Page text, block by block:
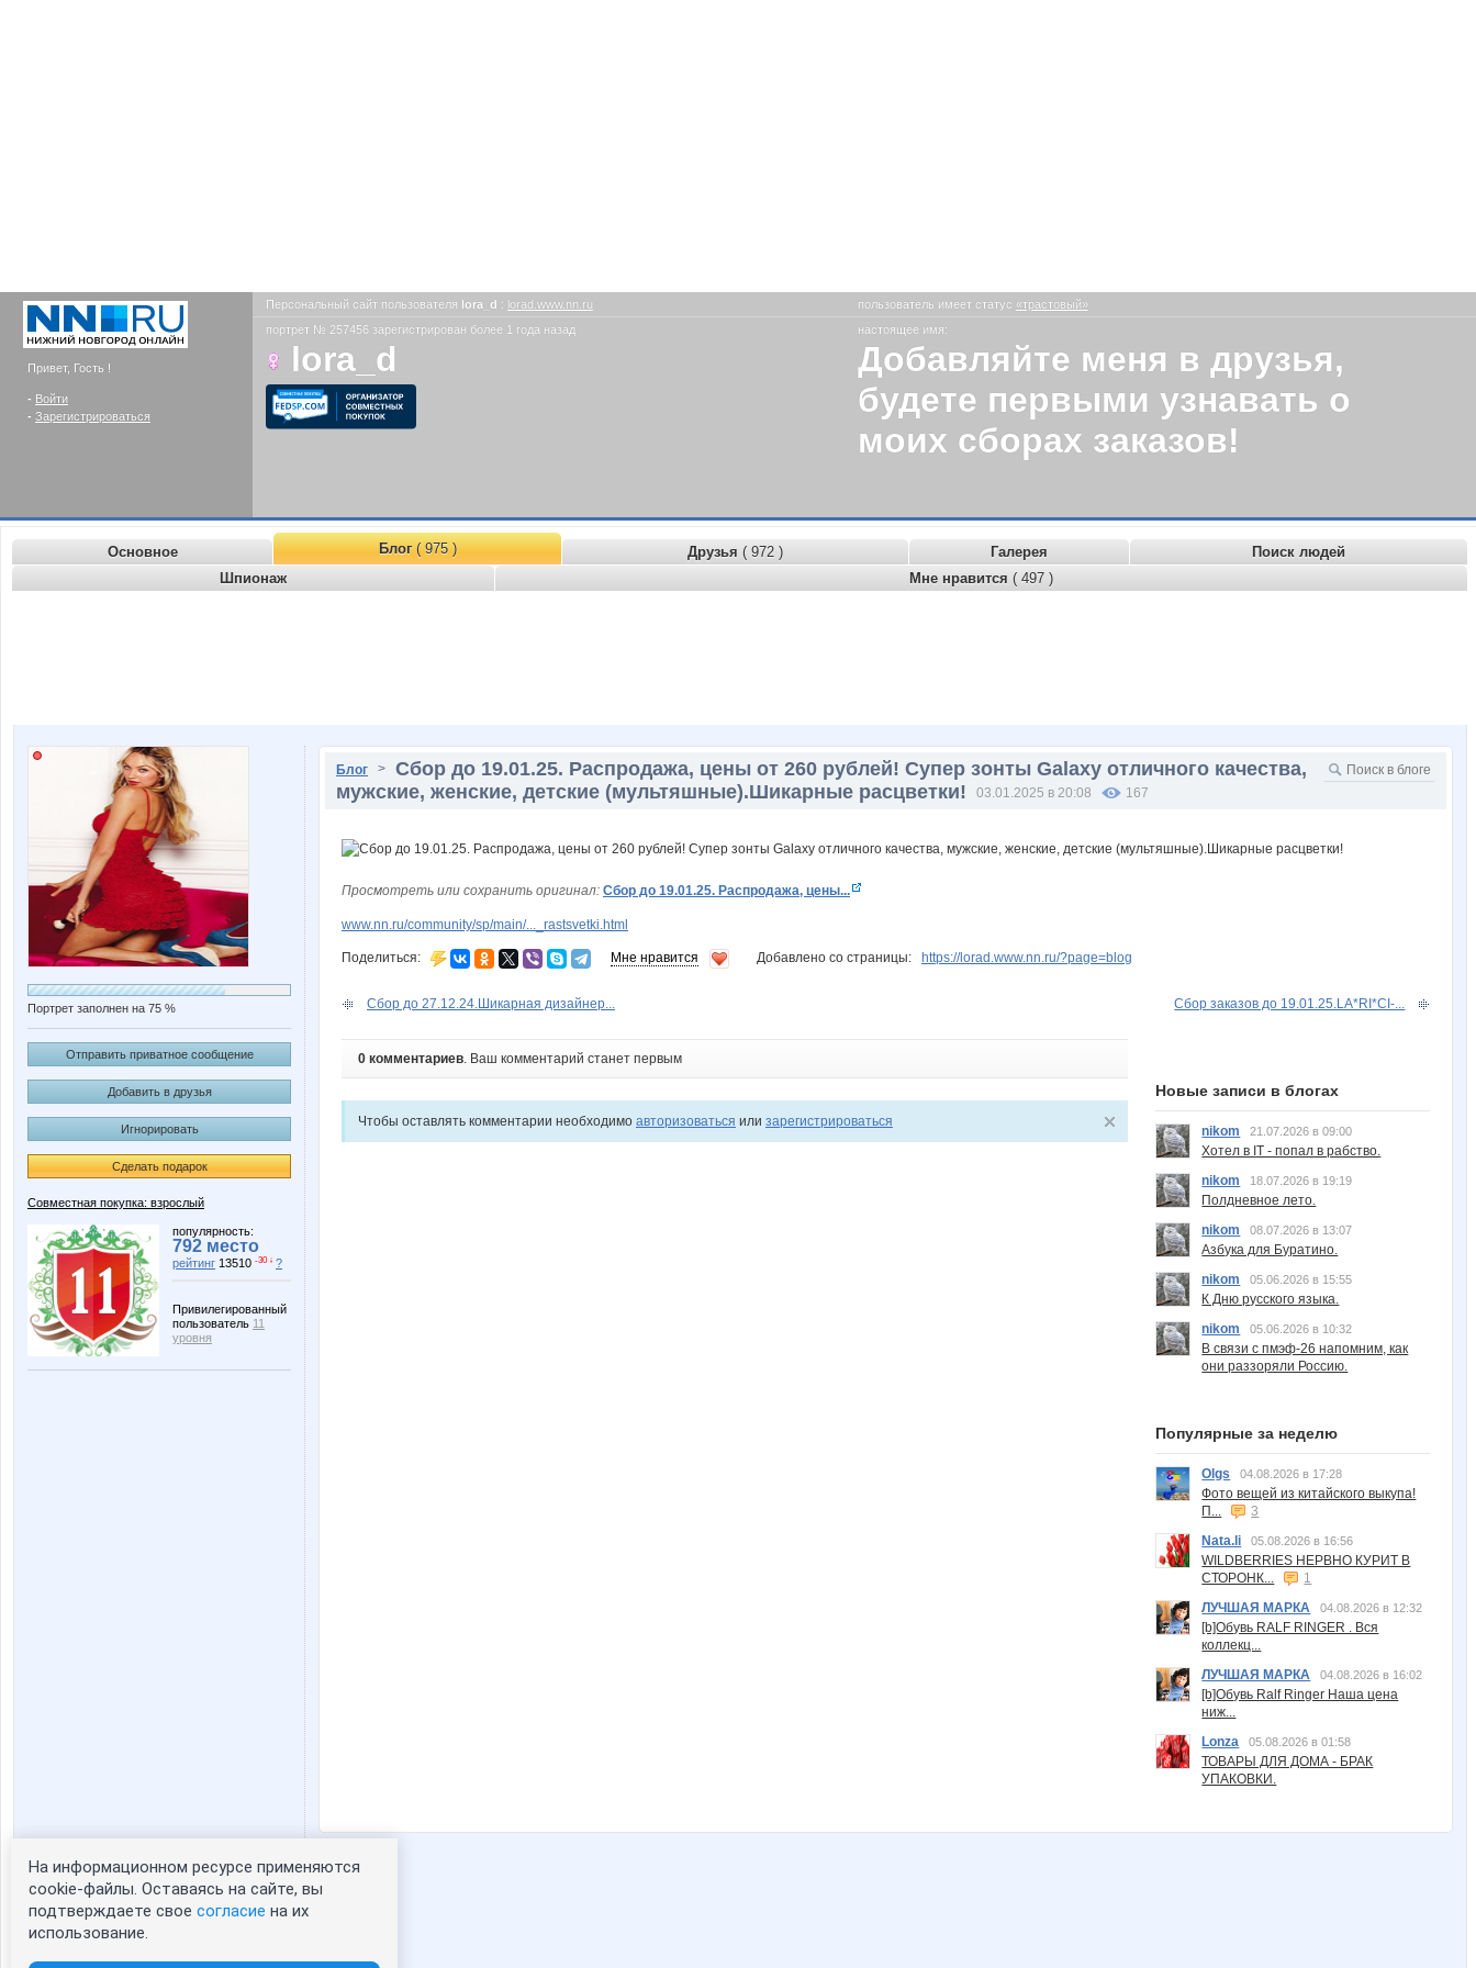
Привет, Гость !
- Войти
- Зарегистрироваться
Персональный сайт пользователя lora_d : lorad.www.nn.ru пользователь имеет статус «трастовый»
портрет № 257456 зарегистрирован более 1 года назад
lora_d
настоящее имя:
Добавляйте меня в друзья,
будете первыми узнавать о
моих сборах заказов!
Основное Блог( 975 ) Друзья ( 972 ) Галерея
Поиск людей
Шпионаж
Мне нравится ( 497 )
Портрет заполнен на 75 %
Отправить приватное сообщение
Добавить в друзья
Игнорировать
Сделать подарок
Совместная покупка: взрослый
популярность:
792 место
рейтинг 13510 -30 ↓ ?
Привилегированный
пользователь 11
уровня
Статистика портрета:
сейчас просматривают портрет - 0
зарегистрированные пользователи
Блог > Сбор до 19.01.25. Распродажа, цены от 260 рублей! Супер зонты Galaxy отличного качества,
мужские, женские, детские (мультяшные).Шикарные расцветки!
03.01.2025 в 20:08 167
Просмотреть или сохранить оригинал: Сбор до 19.01.25. Распродажа, цены...
www.nn.ru/community/sp/main/..._rastsvetki.html
Поделиться: Мне нравится Добавлено со страницы: https://lorad.www.nn.ru/?page=blog
Сбор до 27.12.24.Шикарная дизайнер... Сбор заказов до 19.01.25.LA*RI*CI-...
0 комментариев. Ваш комментарий станет первым
Чтобы оставлять комментарии необходимо авторизоваться или зарегистрироваться
Новые записи в блогах
nikom 21.07.2026 в 09:00
Хотел в IT - попал в рабство.
nikom
18.07.2026 в 19:19
Полдневное лето.
nikom
08.07.2026 в 13:07
Азбука для Буратино.
nikom
05.06.2026 в 15:55
К Дню русского языка.
nikom
05.06.2026 в 10:32
В связи с пмэф-26 напомним, как
они раззоряли Россию.
Популярные за неделю
Olgs 04.08.2026 в 17:28
Фото вещей из китайского выкупа!
П...
3
Nata.li
05.08.2026 в 16:56
WILDBERRIES НЕРВНО КУРИТ В
СТОРОНК...
1
ЛУЧШАЯ МАРКА
04.08.2026 в 12:32
[b]Обувь RALF RINGER . Вся
коллекц...
ЛУЧШАЯ МАРКА
04.08.2026 в 16:02
[b]Обувь Ralf Ringer Наша цена
ниж...
Lonza
05.08.2026 в 01:58
ТОВАРЫ ДЛЯ ДОМА - БРАК
УПАКОВКИ.
На информационном ресурсе применяются
cookie-файлы. Оставаясь на сайте, вы
подтверждаете свое согласие на их
использование.